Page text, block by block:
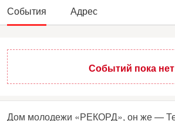
События Адрес
Событий пока нет
Дом молодежи «РЕКОРД», он же —